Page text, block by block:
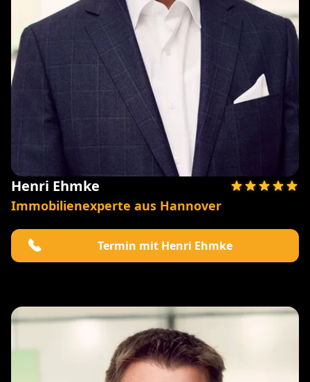
Henri Ehmke
Immobilienexperte aus Hannover
Termin mit Henri Ehmke